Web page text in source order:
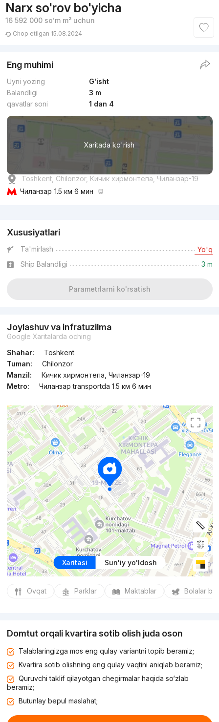
Narx so'rov bo'yicha
16 592 000 soʻmm² uchun
Chop etilgan 15.08.2024
Eng muhimi
Uyni yozing
G'isht
Balandligi
3 m
qavatlar soni
1 dan 4
Xaritada ko'rish
Toshkent, Chilonzor, Кичик хирмонтепа, Чиланзар-19
Чиланзар 1.5 км 6 мин
Xususiyatlari
Ta'mirlash Yo'q
Ship Balandligi 3 m
Parametrlarni ko'rsatish
Joylashuv va infratuzilma
Google Xaritalarda oching
Shahar:
Toshkent
Tuman:
Chilonzor
Manzil:
Кичик хирмонтепа, Чиланзар-19
Metro:
Чиланзар transportda 1.5 км 6 мин
Xaritasi Sun'iy yo'ldosh
Ovqat Parklar Maktablar Bolalar
Domtut orqali kvartira sotib olish juda oson
Talablaringizga mos eng qulay variantni topib beramiz;
Kvartira sotib olishning eng qulay vaqtini aniqlab beramiz;
Quruvchi taklif qilayotgan chegirmalar haqida so‘zlab
beramiz;
Butunlay bepul maslahat;